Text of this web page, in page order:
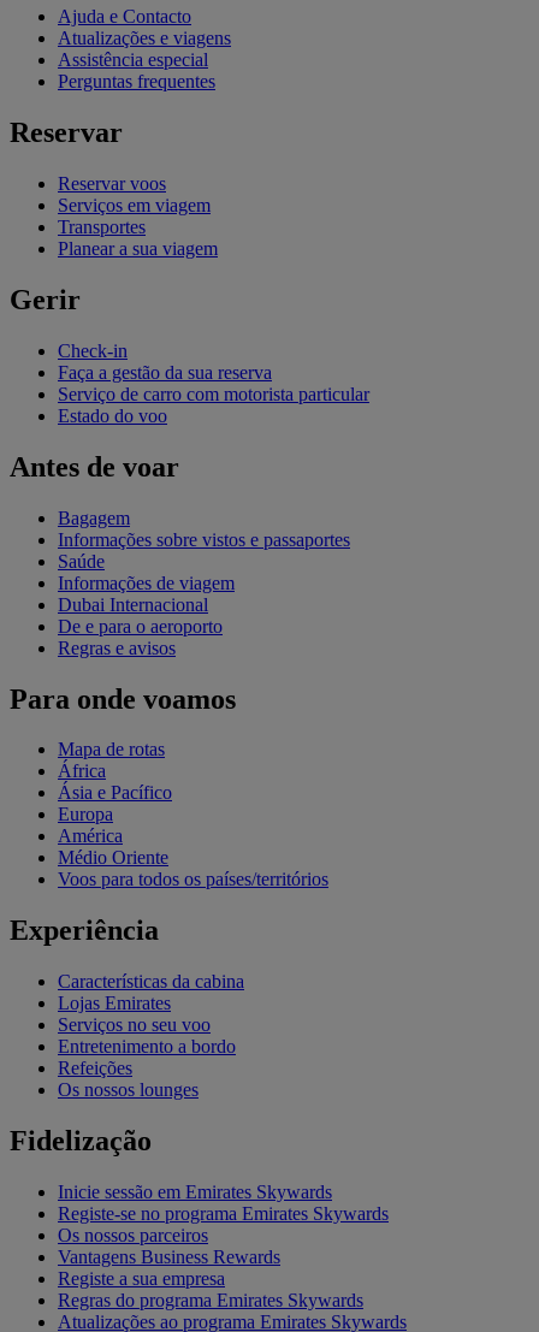
Ajuda e Contacto
Atualizações e viagens
Assistência especial
Perguntas frequentes
Reservar
Reservar voos
Serviços em viagem
Transportes
Planear a sua viagem
Gerir
Check-in
Faça a gestão da sua reserva
Serviço de carro com motorista particular
Estado do voo
Antes de voar
Bagagem
Informações sobre vistos e passaportes
Saúde
Informações de viagem
Dubai Internacional
De e para o aeroporto
Regras e avisos
Para onde voamos
Mapa de rotas
África
Ásia e Pacífico
Europa
América
Médio Oriente
Voos para todos os países/territórios
Experiência
Características da cabina
Lojas Emirates
Serviços no seu voo
Entretenimento a bordo
Refeições
Os nossos lounges
Fidelização
Inicie sessão em Emirates Skywards
Registe-se no programa Emirates Skywards
Os nossos parceiros
Vantagens Business Rewards
Registe a sua empresa
Regras do programa Emirates Skywards
Atualizações ao programa Emirates Skywards